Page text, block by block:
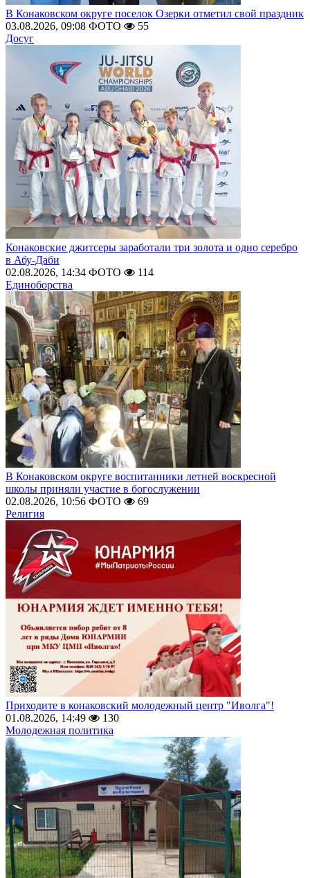
В Конаковском округе поселок Озерки отметил свой праздник
03.08.2026, 09:08 ФОТО
55
Досуг
Конаковские джитсеры заработали три золота и одно серебро
в Абу-Даби
02.08.2026, 14:34 ФОТО
114
Единоборства
В Конаковском округе воспитанники летней воскресной
школы приняли участие в богослужении
02.08.2026, 10:56 ФОТО
69
Религия
Приходите в конаковский молодежный центр "Иволга"!
01.08.2026, 14:49
130
Молодежная политика